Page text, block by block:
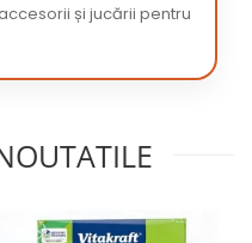
și jucării pentru